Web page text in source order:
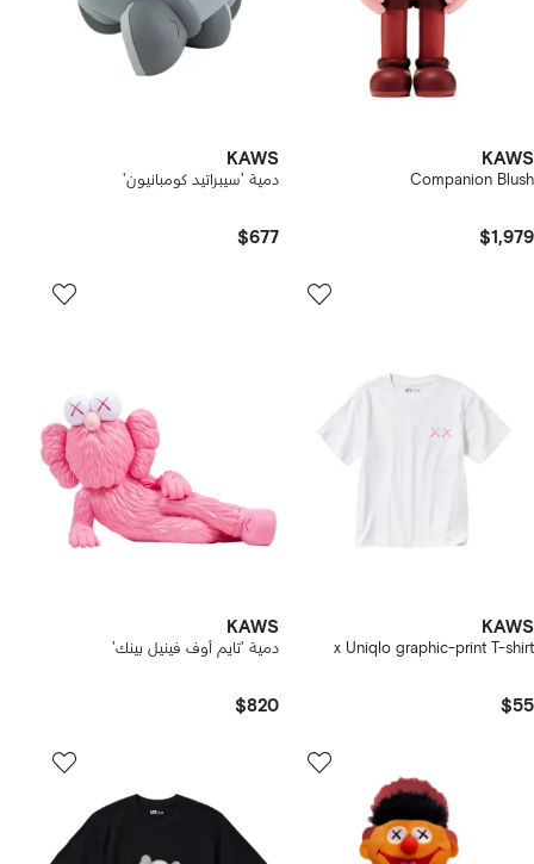
KAWS
Companion Blush
$1,979
KAWS
دمية 'سيبراتيد كومبانيون'
$677
KAWS
x Uniqlo graphic-print T-shirt
$55
KAWS
دمية 'تايم أوف فينيل بينك'
$820